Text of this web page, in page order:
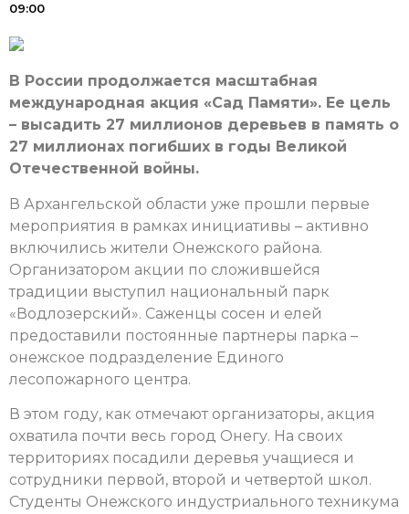
09:00
В России продолжается масштабная
международная акция «Сад Памяти». Ее цель
– высадить 27 миллионов деревьев в память о
27 миллионах погибших в годы Великой
Отечественной войны.
В Архангельской области уже прошли первые
мероприятия в рамках инициативы – активно
включились жители Онежского района.
Организатором акции по сложившейся
традиции выступил национальный парк
«Водлозерский». Саженцы сосен и елей
предоставили постоянные партнеры парка –
онежское подразделение Единого
лесопожарного центра.
В этом году, как отмечают организаторы, акция
охватила почти весь город Онегу. На своих
территориях посадили деревья учащиеся и
сотрудники первой, второй и четвертой школ.
Студенты Онежского индустриального техникума